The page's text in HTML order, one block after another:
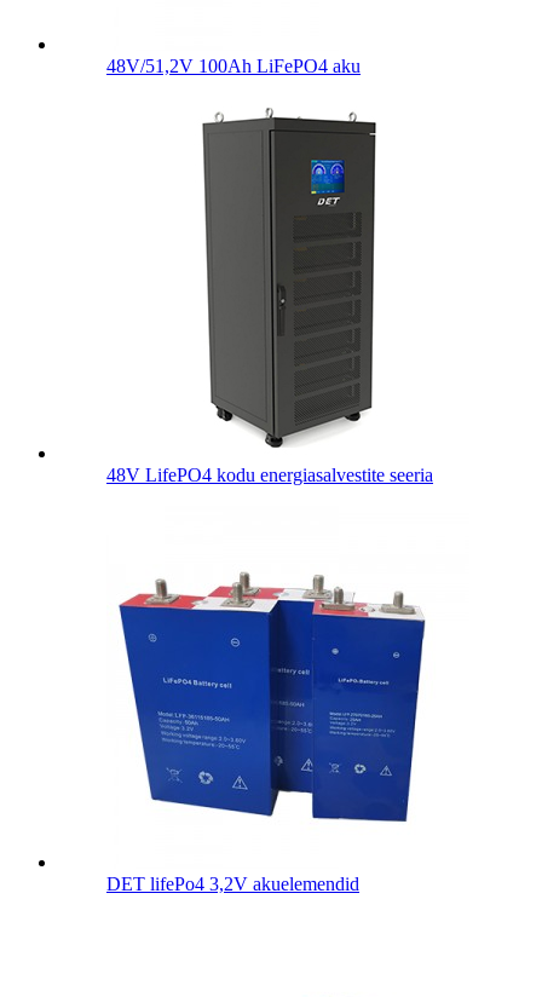
48V/51,2V 100Ah LiFePO4 aku
48V LifePO4 kodu energiasalvestite seeria
DET lifePo4 3,2V akuelemendid